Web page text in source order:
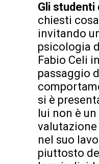
Gli studenti
chiesti
invitando
psicologia
Fabio Celi
passaggio
si è
lui non è
nel suo
piuttosto